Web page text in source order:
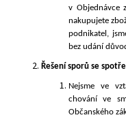
v Objednávce
nakupujete
podnikatel,
bez udání
Řešení sporů se
Nejsme ve
chování ve
Občanského